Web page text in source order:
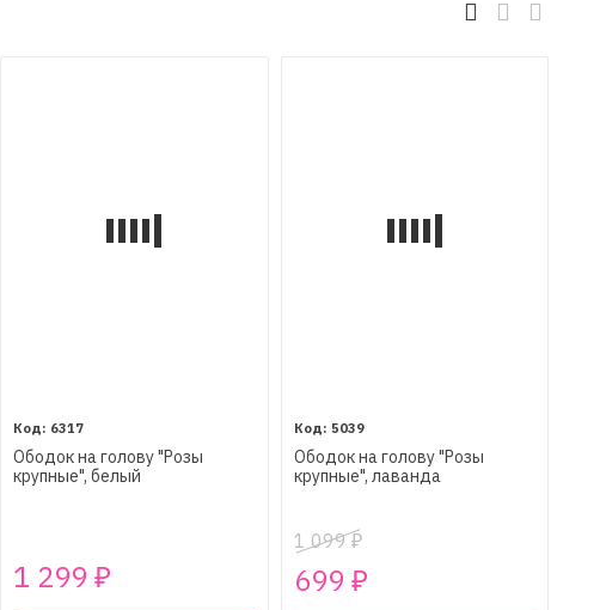
6317
Ободок на голову "Розы
крупные", белый
1 299 ₽
5039
Ободок на голову "Розы
крупные", лаванда
1 099₽
699 ₽